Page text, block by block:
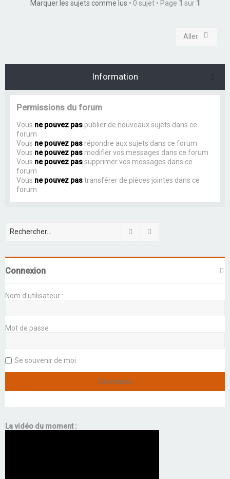
Marquer les sujets comme lus • 0 sujet • Page 1 sur 1
Aller
Information
Permissions du forum
Vous ne pouvez pas publier de nouveaux sujets dans ce
forum
Vous ne pouvez pas répondre aux sujets dans ce forum
Vous ne pouvez pas modifier vos messages dans ce forum
Vous ne pouvez passupprimer vos messages dans ce
forum
Vous ne pouvez pastransférer de pièces jointes dans ce
forum
Rechercher
Connexion
Nom d’utilisateur :
Mot de passe :
Se souvenir de moi
La vidéo du moment :